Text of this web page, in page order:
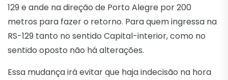
129 e ande na direção de Porto Alegre por 200
metros para fazer o retorno. Para quem ingressa na
RS-129 tanto no sentido Capital-interior, como no
sentido oposto não há alterações.
Essa mudança irá evitar que haja indecisão na hora